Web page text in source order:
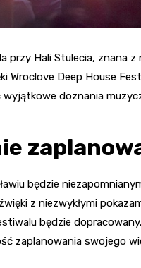
przy Hali Stulecia, znana
Wroclove Deep House
doznania
będzie
z niezwykłymi
będzie
zaplanowania swojego